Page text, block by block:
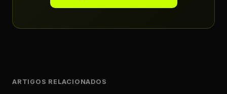
ARTIGOS RELACIONADOS